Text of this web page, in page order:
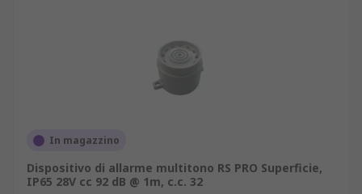
In magazzino
Dispositivo di allarme multitono RS PRO Superficie,
IP65 28V cc 92 dB @ 1m, c.c. 32